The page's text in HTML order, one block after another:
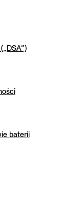
baterii